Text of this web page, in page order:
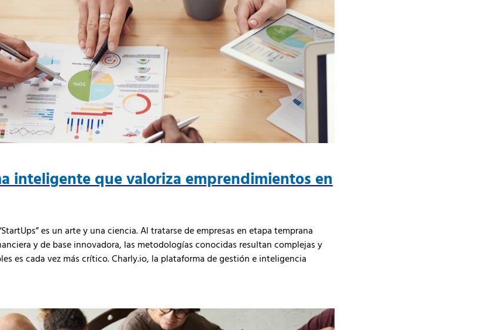
inteligente que valoriza emprendimientos en
es un arte y una ciencia. Al tratarse de empresas en etapa temprana
y de base innovadora, las metodologías conocidas resultan complejas y
es cada vez más crítico. Charly.io, la plataforma de gestión e inteligencia